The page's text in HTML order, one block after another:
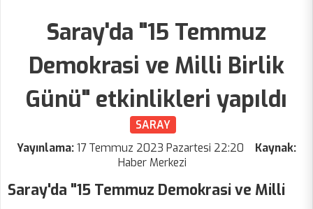
Saray'da "15 Temmuz
Demokrasi ve Milli Birlik
Günü" etkinlikleri yapıldı
SARAY
Yayınlama:17 Temmuz 2023 Pazartesi 22:20
Kaynak:
Haber Merkezi
Saray'da "15 Temmuz Demokrasi ve Milli